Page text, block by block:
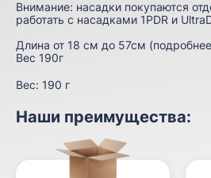
Внимание: насадки покупаются
работать с насадками 1PDR и
Длина от 18 см до 57см
Вес 190г
Вес: 190 г
Наши преимущества: